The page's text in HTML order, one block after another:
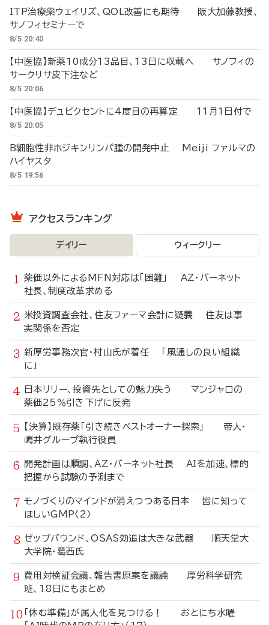
ITP治療薬ウェイリズ、QOL改善にも期待 阪大加藤教授、
サノフィセミナーで
8/5 20:40
【中医協】新薬10成分13品目、13日に収載へ サノフィの
サークリサ皮下注など
8/5 20:06
【中医協】デュピクセントに4度目の再算定 11月1日付で
8/5 20:05
B細胞性非ホジキンリンパ腫の開発中止 Meiji ファルマの
ハイヤスタ
8/5 19:56
アクセスランキング
デイリー ウィークリー
薬価以外によるMFN対応は「困難」 AZ・バーネット
社長、制度改革求める
米投資調査会社、住友ファーマ会計に疑義 住友は事
実関係を否定
新厚労事務次官・村山氏が着任 「風通しの良い組織
に」
日本リリー、投資先としての魅力失う マンジャロの
薬価25％引き下げに反発
【決算】既存薬「引き続きベストオーナー探索」 帝人・
嶋井グループ執行役員
開発計画は順調、AZ・バーネット社長 AIを加速、標的
把握から試験の予測まで
モノづくりのマインドが消えつつある日本 皆に知って
ほしいGMP〈2〉
ゼップバウンド、OSAS効追は大きな武器 順天堂大
大学院・葛西氏
費用対検証会議、報告書原案を議論 厚労科学研究
班、18日にもまとめ
「休む準備」が属人化を見つける！ おとにち水曜